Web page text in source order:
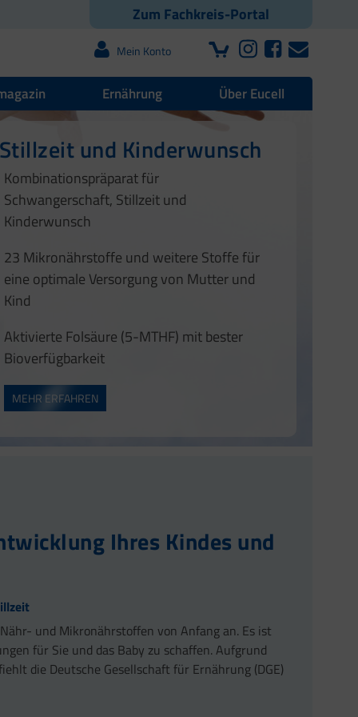
Zum Fachkreis-Portal
Mein Konto
Ernährung Über Eucell
und Kinderwunsch
Kombinationspräparat für
Schwangerschaft, Stillzeit und
Kinderwunsch
23 Mikronährstoffe und weitere Stoffe für
eine optimale Versorgung von Mutter und
Kind
Aktivierte Folsäure (5-MTHF) mit bester
Bioverfügbarkeit
MEHR ERFAHREN
D
1
bei.
Blutdruck | Muskeln
1
3
4
Energiestoffwechsel bei.
bei.
Muskelfunktion bei.
sowie Vitamin D und E
3
Triglyceridspiegels im Blut bei. Diese positive Wirkung stellt sich bei einer täglichen
Blutdrucks bei. Diese positive Wirkung stellt sich bei einer täglichen Aufnahme von 3
Ihres Kindes und
und Mikronährstoffen von Anfang an. Es ist
für Sie und das Baby zu schaffen. Aufgrund
die Deutsche Gesellschaft für Ernährung (DGE)